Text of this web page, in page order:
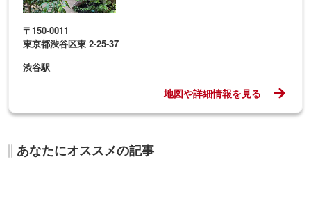
〒150-0011
東京都渋谷区東 2-25-37
渋谷駅
地図や詳細情報を見る
あなたにオススメの記事